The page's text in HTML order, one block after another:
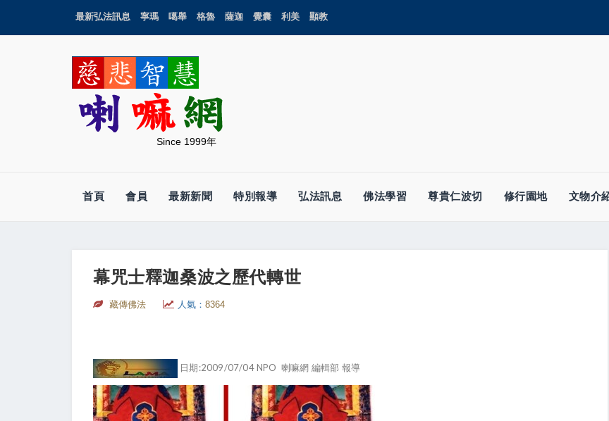
最新弘法訊息 寧瑪 噶舉 格魯 薩迦 覺囊 利美 顯教
Since 1999年
首頁 會員 最新新聞 特別報導 弘法訊息 佛法學習 尊貴仁波切 修行園地 文物介
幕咒士釋迦桑波之歷代轉世
藏傳佛法 人氣： 8364
日期:2009/07/04 NPO 喇嘛網 編輯部 報導